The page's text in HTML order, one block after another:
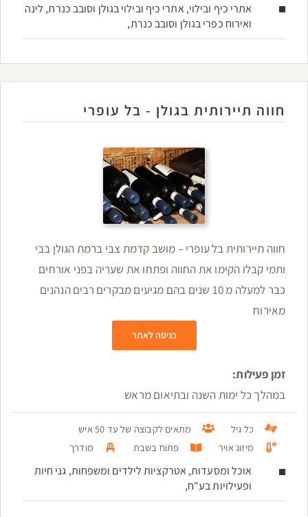
אתרי כיף ובילוי, אתרי כיף ובילוי בגולן וסובב כנרת, לינה
ואירוח כפרי בגולן וסובב כנרת,
חווה תיירותית בגולן - בל עופרי
חווה תיירותית בל עופרי – מושב קדמת צבי ברמת הגולן בבי
ותמי קבלו הקימו את החווה ופתחו את שעריה בפני אורחים
כבר למעלה מ 10 שנים בהם מגיעים מבקרים רבים הנהנים
מאירוח
כניסה לאתר
זמן פעילות:
במהלך כל ימות השנה ובתיאום מראש
כל גיל
מתאים לקבוצה של עד 50 איש
מיזוג אויר
פתוח בשבת מודרך
אוכל ומסעדות, אטרקציות לילדים ומשפחות, גני חיות
ופעילויות בע"ח,